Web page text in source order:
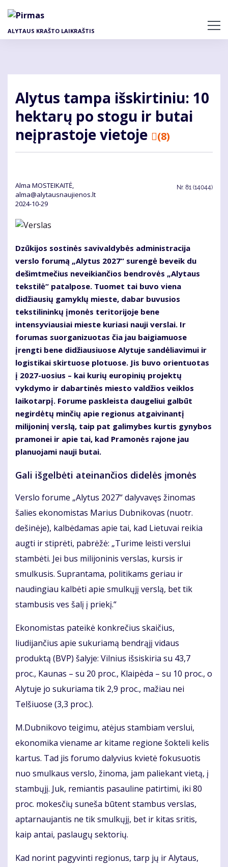
pagrindinį
ALYTAUS KRAŠTO LAIKRAŠTIS
Alytus tampa išskirtiniu: 10
hektarų po stogu ir butai
neįprastoje vietoje
(8)
Alma MOSTEIKAITĖ,
alma@alytausnaujienos.lt
2024-10-29
Nr. 81 (14044)
Dzūkijos sostinės savivaldybės administracija
verslo forumą „Alytus 2027“ surengė beveik du
dešimtmečius neveikiančios bendrovės „Alytaus
tekstilė“ patalpose. Tuomet tai buvo viena
didžiausių gamyklų mieste, dabar buvusios
tekstilininkų įmonės teritorijoje bene
intensyviausiai mieste kuriasi nauji verslai. Ir
forumas suorganizuotas čia jau baigiamuose
įrengti bene didžiausiuose Alytuje sandėliavimui ir
logistikai skirtuose plotuose. Jis buvo orientuotas
į 2027-uosius – kai kurių europinių projektų
vykdymo ir dabartinės miesto valdžios veiklos
laikotarpį. Forume paskleista daugeliui galbūt
negirdėtų minčių apie re­gionus atgaivinantį
milijoninį verslą, taip pat galimybes kurtis gynybos
pramonei ir apie tai, kad Pramonės rajone jau
planuojami nauji butai.
Gali išgelbėti ateinančios didelės įmonės
Verslo forume „Alytus 2027“ dalyvavęs žinomas
šalies ekonomistas Marius Dubnikovas (nuotr.
dešinėje), kalbėdamas apie tai, kad Lietuvai reikia
augti ir stiprėti, pabrėžė: „Turime leisti verslui
stambėti. Jei bus milijoninis verslas, kursis ir
smulkusis. Suprantama, politikams geriau ir
naudingiau kalbėti apie smulkųjį verslą, bet tik
stambusis ves šalį į priekį.“
Ekonomistas pateikė konkrečius skaičius,
liudijančius apie sukuriamą bendrąjį vidaus
produktą (BVP) šalyje: Vilnius išsiskiria su 43,7
proc., Kaunas – su 20 proc., Klaipėda – su 10 proc., o
Alytuje jo sukuriama tik 2,9 proc., mažiau nei
Telšiuose (3,3 proc.).
M.Dubnikovo teigimu, atėjus stambiam verslui,
ekonomika viename ar kitame regione šokteli kelis
kartus. Tad jis forumo dalyvius kvietė fokusuotis
nuo smulkaus verslo, žinoma, jam paliekant vietą, į
stambųjį. Juk, remiantis pasauline patirtimi, iki 80
proc. mokesčių suneša būtent stambus verslas,
aptarnaujantis ne tik smulkųjį, bet ir kitas sritis,
kaip antai, paslaugų sektorių.
Kad norint pagyvinti regionus, tarp jų ir Alytaus,